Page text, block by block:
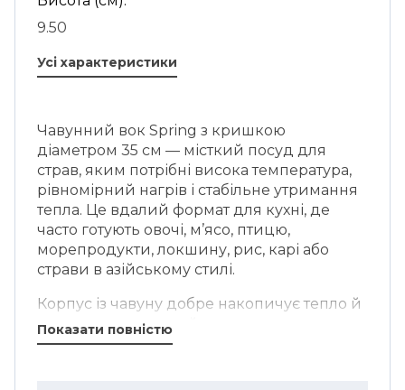
9.50
Усі характеристики
Чавунний вок Spring з кришкою
діаметром 35 см — місткий посуд для
страв, яким потрібні висока температура,
рівномірний нагрів і стабільне утримання
тепла. Це вдалий формат для кухні, де
часто готують овочі, м’ясо, птицю,
морепродукти, локшину, рис, карі або
страви в азійському стилі.
Корпус із чавуну добре накопичує тепло й
поступово передає його продуктам, тому
інгредієнти швидко обсмажуються зовні та
Показати повністю